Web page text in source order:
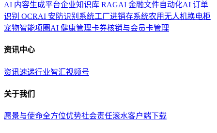
AI 内容生成平台企业知识库 RAGAI 金融文件自动化AI 订单
识别 OCRAI 安防识别系统工厂进销存系统农用无人机换电柜
宠物智能项圈 AI 健康管理卡券核销与会员卡管理
资讯中心
资讯速递行业智汇视频号
关于我们
愿景与使命全方位优势社会责任滚水客户端下载